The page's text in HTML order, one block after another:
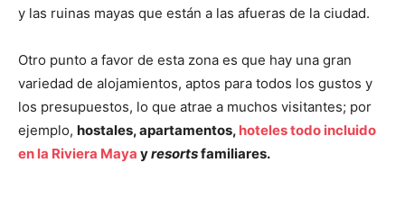
y las ruinas mayas que están a las afueras de la ciudad.
Otro punto a favor de esta zona es que hay una gran
variedad de alojamientos, aptos para todos los gustos y
los presupuestos, lo que atrae a muchos visitantes; por
ejemplo, hostales, apartamentos, hoteles todo incluido
en la Riviera Maya yresortsfamiliares.